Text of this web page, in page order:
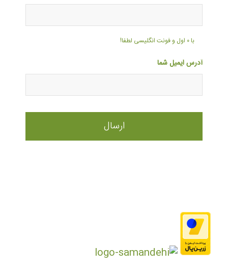
با ۰ اول و فونت انگلیسی لطفا!
آدرس ایمیل شما